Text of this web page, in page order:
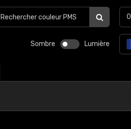
Sombre Lumière
0